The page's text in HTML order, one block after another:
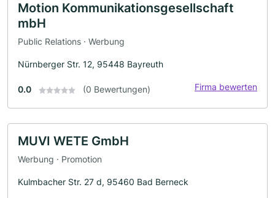
Motion Kommunikationsgesellschaft
mbH
Public Relations · Werbung
Nürnberger Str. 12, 95448 Bayreuth
0.0 (0 Bewertungen) Firma bewerten
MUVI WETE GmbH
Werbung · Promotion
Kulmbacher Str. 27 d, 95460 Bad Berneck